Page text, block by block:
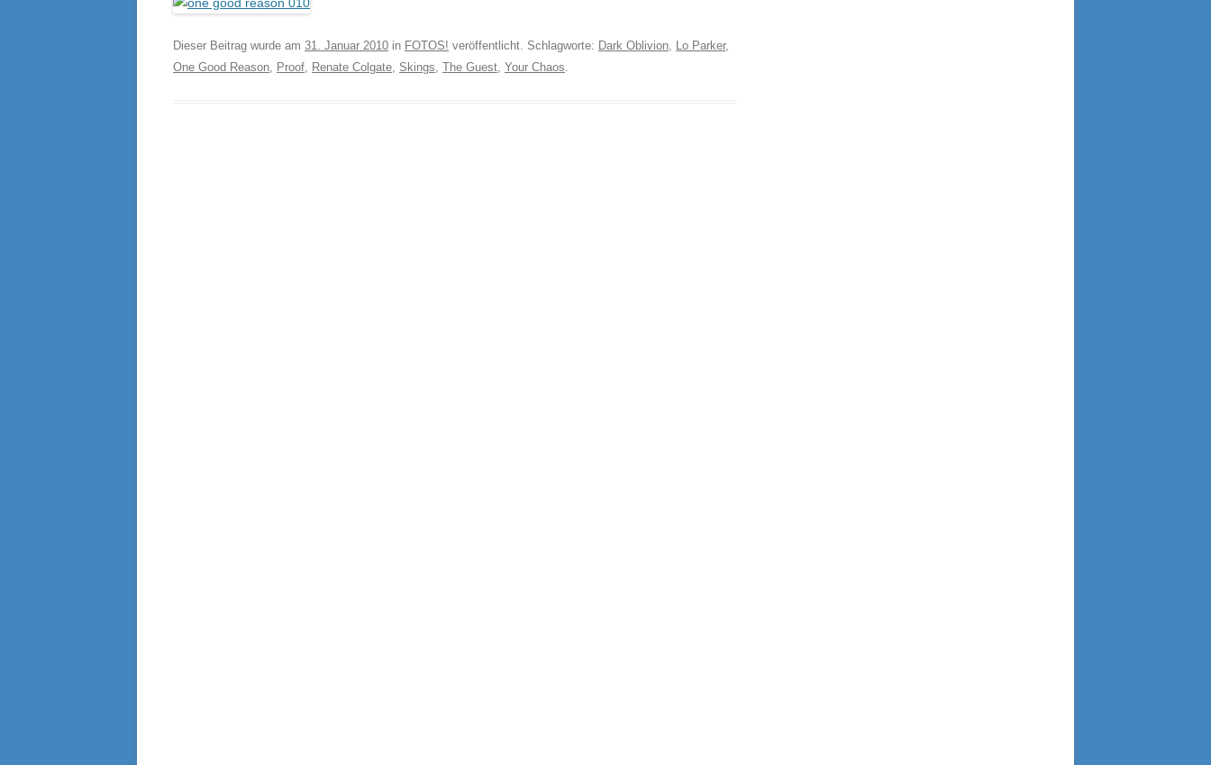
Dieser Beitrag wurde am 31. Januar 2010 in FOTOS! veröffentlicht. Schlagworte: Dark Oblivion, Lo Parker,
One Good Reason, Proof, Renate Colgate, Skings, The Guest, Your Chaos.